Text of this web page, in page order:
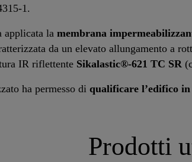
1.
applicata la membrana
da un elevato allungamento a
IR riflettente Sikalastic®-621 TC SR
ha permesso di qualificare l’edifico in
Prodotti